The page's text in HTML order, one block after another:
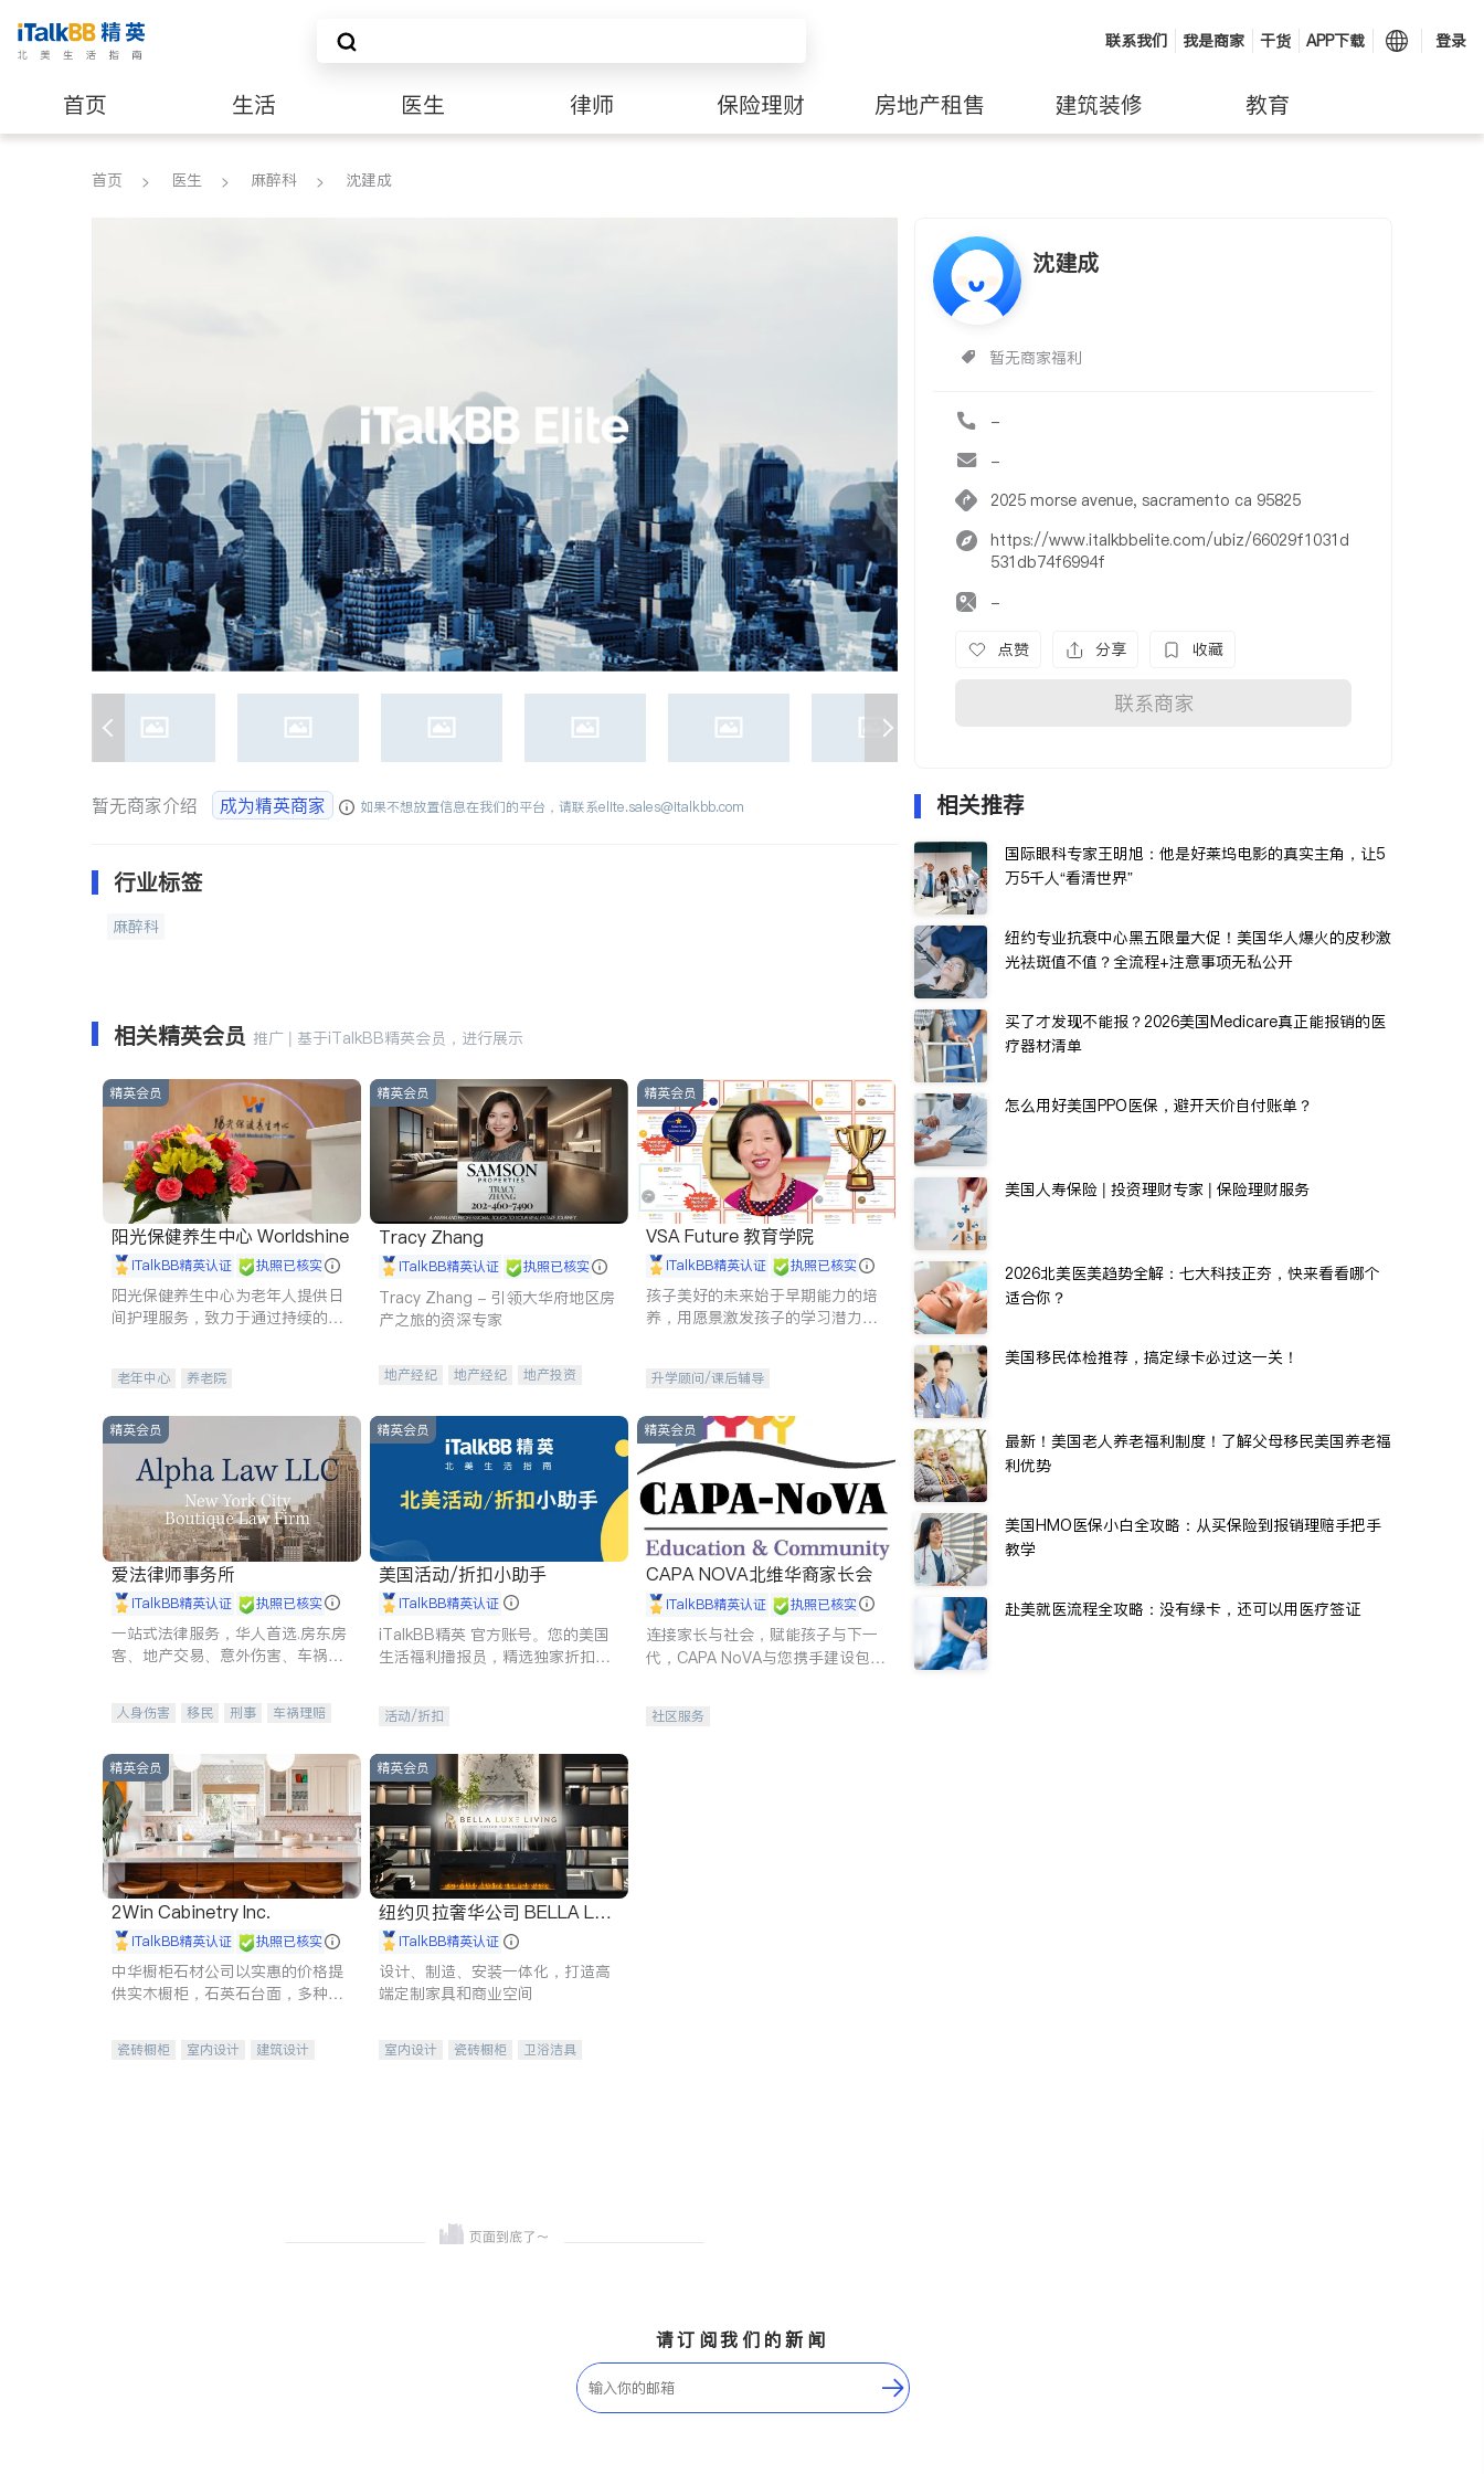
联系我们 我是商家 干货 APP下载 登录
首页 生活 医生 律师 保险理财 房地产租售 建筑装修 教育
养老 非盈利组织
首页 医生 麻醉科 沈建成
沈建成
暂无商家福利
-
-
2025 morse avenue, sacramento ca 95825
https://www.italkbbelite.com/ubiz/66029f1031d
531db74f6994f
-
点赞 分享 收藏
联系商家
暂无商家介绍 成为精英商家 如果不想放置信息在我们的平台，请联系elite.sales@italkbb.com
行业标签
麻醉科
相关精英会员 推广 | 基于iTalkBB精英会员，进行展示
精英会员
阳光保健养生中心 Worldshine
iTalkBB精英认证 执照已核实
阳光保健养生中心为老年人提供日
间护理服务，致力于通过持续的护
老年中心 养老院
精英会员
Tracy Zhang
iTalkBB精英认证 执照已核实
Tracy Zhang - 引领大华府地区房
产之旅的资深专家
地产经纪 地产经纪
地产投资
精英会员
VSA Future 教育学院
iTalkBB精英认证 执照已核实
孩子美好的未来始于早期能力的培
养，用愿景激发孩子的学习潜力和
升学顾问/课后辅导
精英会员
爱法律师事务所
iTalkBB精英认证 执照已核实
一站式法律服务，华人首选.房东房
客、地产交易、意外伤害、车祸重
人身伤害 移民 刑事
车祸理赔
商标注册
索赔 律师-其它 保释
精英会员
美国活动/折扣小助手
iTalkBB精英认证
iTalkBB精英 官方账号。您的美国
生活福利播报员，精选独家折扣、
活动/折扣
精英会员
CAPA NOVA北维华裔家长会
iTalkBB精英认证 执照已核实
连接家长与社会，赋能孩子与下一
代，CAPA NoVA与您携手建设包
社区服务
精英会员
2Win Cabinetry Inc.
iTalkBB精英认证 执照已核实
中华橱柜石材公司以实惠的价格提
供实木橱柜，石英石台面，多种优
机。品质厨房，家的选择。
瓷砖橱柜 室内设计
建筑设计
精英会员
纽约贝拉奢华公司 BELLA LUX
E iTalkBB精英认证
设计、制造、安装一体化，打造高
端定制家具和商业空间
室内设计 瓷砖橱柜
卫浴洁具
相关推荐
国际眼科专家王明旭：他是好莱坞电影的真实主角，让5
万5千人“看清世界”
纽约专业抗衰中心黑五限量大促！美国华人爆火的皮秒激
光祛斑值不值？全流程+注意事项无私公开
买了才发现不能报？2026美国Medicare真正能报销的医
疗器材清单
怎么用好美国PPO医保，避开天价自付账单？
美国人寿保险 | 投资理财专家 | 保险理财服务
2026北美医美趋势全解：七大科技正夯，快来看看哪个
适合你？
美国移民体检推荐，搞定绿卡必过这一关！
最新！美国老人养老福利制度！了解父母移民美国养老福
利优势
美国HMO医保小白全攻略：从买保险到报销理赔手把手
教学
赴美就医流程全攻略：没有绿卡，还可以用医疗签证
请订阅我们的新闻